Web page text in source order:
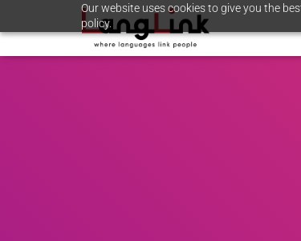
Our website uses cookies to give you the
policy.